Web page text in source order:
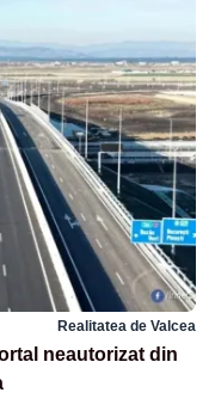
Realitatea de Valcea
neautorizat din